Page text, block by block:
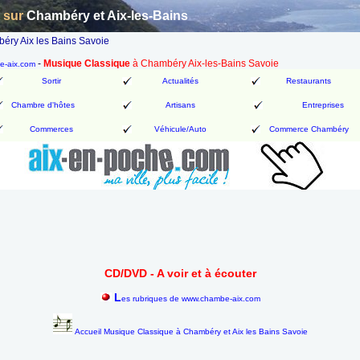
surChambéry et Aix-les-Bains
Aix les Bains Savoie
aix.com - Musique Classique à Chambéry Aix-les-Bains Savoie
Sortir Actualités Restaurants
Chambre d'hôtes Artisans Entreprises
Commerces Véhicule/Auto Commerce Chambéry
CD/DVD - A voir et à écouter
Les rubriques de www.chambe-aix.com
Accueil Musique Classique à Chambéry et Aix les Bains Savoie